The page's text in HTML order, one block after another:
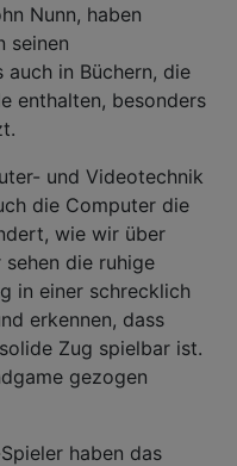
Nunn, haben
seinen
auch in Büchern, die
enthalten, besonders
und Videotechnik
die Computer die
wie wir über
sehen die ruhige
in einer schrecklich
erkennen, dass
Zug spielbar ist.
gezogen
haben das